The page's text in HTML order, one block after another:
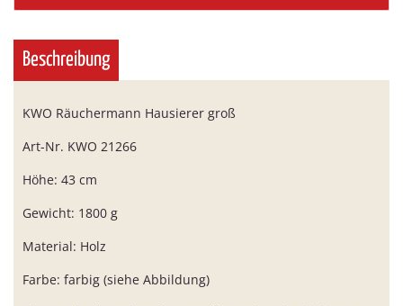
Beschreibung
KWO Räuchermann Hausierer groß
Art-Nr. KWO 21266
Höhe: 43 cm
Gewicht: 1800 g
Material: Holz
Farbe: farbig (siehe Abbildung)